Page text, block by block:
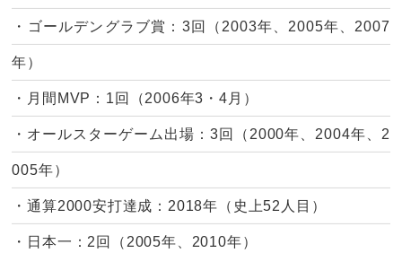
・ゴールデングラブ賞：3回（2003年、2005年、2007
年）
・月間MVP：1回（2006年3・4月）
・オールスターゲーム出場：3回（2000年、2004年、2
005年）
・通算2000安打達成：2018年（史上52人目）
・日本一：2回（2005年、2010年）